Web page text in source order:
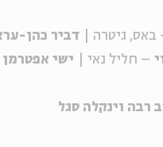
גיטרה | דביר כהן-
– חליל נאי | ישי אפטרמן
רבה וינקלה סגל